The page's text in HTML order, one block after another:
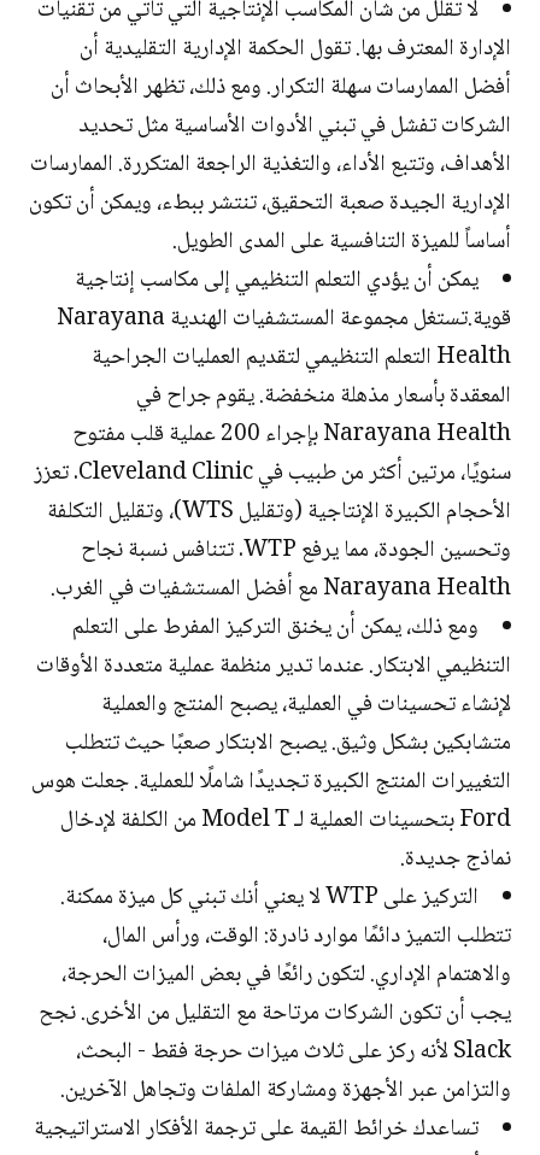
لا تقلل من شأن المكاسب الإنتاجية التي تأتي من تقنيات
الإدارة المعترف بها. تقول الحكمة الإدارية التقليدية أن
أفضل الممارسات سهلة التكرار. ومع ذلك، تظهر الأبحاث أن
الشركات تفشل في تبني الأدوات الأساسية مثل تحديد
الأهداف، وتتبع الأداء، والتغذية الراجعة المتكررة. الممارسات
الإدارية الجيدة صعبة التحقيق، تنتشر ببطء، ويمكن أن تكون
أساساً للميزة التنافسية على المدى الطويل.
يمكن أن يؤدي التعلم التنظيمي إلى مكاسب إنتاجية
قوية.تستغل مجموعة المستشفيات الهندية Narayana
Health التعلم التنظيمي لتقديم العمليات الجراحية
المعقدة بأسعار مذهلة منخفضة. يقوم جراح في
Narayana Health بإجراء 200 عملية قلب مفتوح
سنويًا، مرتين أكثر من طبيب في Cleveland Clinic. تعزز
الأحجام الكبيرة الإنتاجية (وتقليل WTS)، وتقليل التكلفة
وتحسين الجودة، مما يرفع WTP. تتنافس نسبة نجاح
Narayana Health مع أفضل المستشفيات في الغرب.
ومع ذلك، يمكن أن يخنق التركيز المفرط على التعلم
التنظيمي الابتكار. عندما تدير منظمة عملية متعددة الأوقات
لإنشاء تحسينات في العملية، يصبح المنتج والعملية
متشابكين بشكل وثيق. يصبح الابتكار صعبًا حيث تتطلب
التغييرات المنتج الكبيرة تجديدًا شاملًا للعملية. جعلت هوس
Ford بتحسينات العملية لـ Model T من الكلفة لإدخال
نماذج جديدة.
التركيز على WTP لا يعني أنك تبني كل ميزة ممكنة.
تتطلب التميز دائمًا موارد نادرة: الوقت، ورأس المال،
والاهتمام الإداري. لتكون رائعًا في بعض الميزات الحرجة،
يجب أن تكون الشركات مرتاحة مع التقليل من الأخرى. نجح
Slack لأنه ركز على ثلاث ميزات حرجة فقط - البحث،
والتزامن عبر الأجهزة ومشاركة الملفات وتجاهل الآخرين.
تساعدك خرائط القيمة على ترجمة الأفكار الاستراتيجية